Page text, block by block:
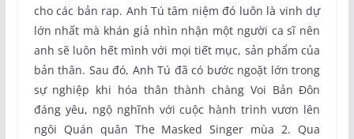
cho các bản rap. Anh Tú tâm niệm đó luôn là vinh dự
lớn nhất mà khán giả nhìn nhận một người ca sĩ nên
anh sẽ luôn hết mình với mọi tiết mục, sản phẩm của
bản thân. Sau đó, Anh Tú đã có bước ngoặt lớn trong
sự nghiệp khi hóa thân thành chàng Voi Bản Đôn
đáng yêu, ngộ nghĩnh với cuộc hành trình vươn lên
ngôi Quán quân The Masked Singer mùa 2. Qua